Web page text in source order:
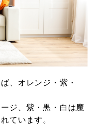
、オレンジ・紫・
ジ、紫・黒・白は魔
ています。